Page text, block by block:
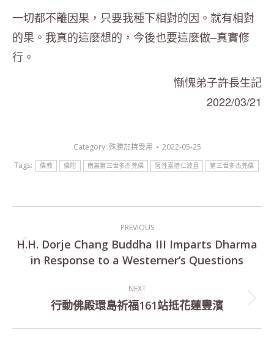
一切都不離因果，只要我種下相對的因。就有相對
的果。我真的這麼想的，今後也要這麼做–真實修
行。
慚愧弟子許長生記
2022/03/21
Category: 殊勝加持受用
2022-05-25
Tags:
佛教 佛陀 南無第三世多杰羌佛 恆性嘉措仁波且 第三世多杰羌佛
navigation
PREVIOUS
Previous
H.H. Dorje Chang Buddha III Imparts Dharma
in Response to a Westerner’s Questions
NEXT
Next
行動佛殿環島祈福161站抵花蓮豐濱